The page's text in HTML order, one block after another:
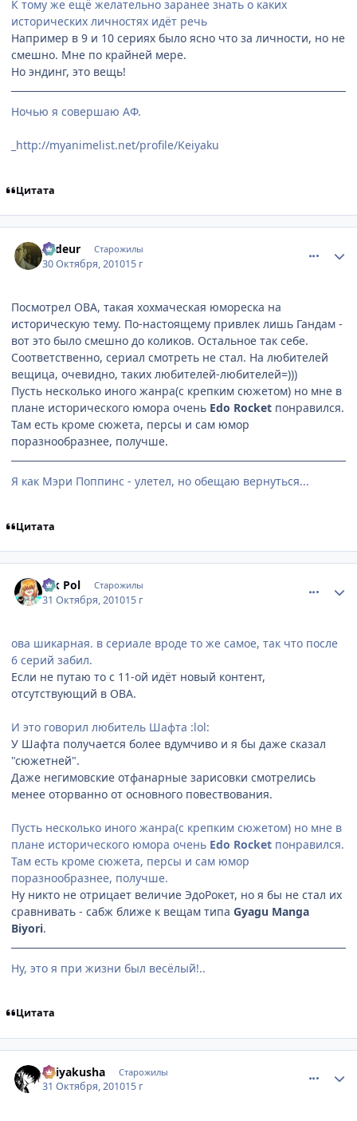
К тому же ещё желательно заранее знать о каких
исторических личностях идёт речь
Например в 9 и 10 сериях было ясно что за личности, но не
смешно. Мне по крайней мере.
Но эндинг, это вещь!
Ночью я совершаю АФ.
_http://myanimelist.net/profile/Keiyaku
Цитата
Ardeur Старожилы
30 Октября, 201015 г
Посмотрел ОВА, такая хохмаческая юмореска на
историческую тему. По-настоящему привлек лишь Гандам -
вот это было смешно до коликов. Остальное так себе.
Соответственно, сериал смотреть не стал. На любителей
вещица, очевидно, таких любителей-любителей=)))
Пусть несколько иного жанра(с крепким сюжетом) но мне в
плане исторического юмора очень Edo Rocket понравился.
Там есть кроме сюжета, персы и сам юмор
поразнообразнее, получше.
Я как Мэри Поппинс - улетел, но обещаю вернуться...
Цитата
Vik Pol Старожилы
31 Октября, 201015 г
ова шикарная. в сериале вроде то же самое, так что после
6 серий забил.
Если не путаю то с 11-ой идёт новый контент,
отсутствующий в ОВА.
И это говорил любитель Шафта :lol:
У Шафта получается более вдумчиво и я бы даже сказал
"сюжетней".
Даже негимовские отфанарные зарисовки смотрелись
менее оторванно от основного повествования.
Пусть несколько иного жанра(с крепким сюжетом) но мне в
плане исторического юмора очень Edo Rocket понравился.
Там есть кроме сюжета, персы и сам юмор
поразнообразнее, получше.
Ну никто не отрицает величие ЭдоРокет, но я бы не стал их
сравнивать - сабж ближе к вещам типа Gyagu Manga
Biyori.
Ну, это я при жизни был весёлый!..
Цитата
Keiyakusha Старожилы
31 Октября, 201015 г